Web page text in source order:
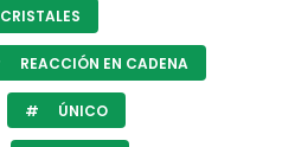
CRISTALES
REACCIÓN EN CADENA
ÚNICO